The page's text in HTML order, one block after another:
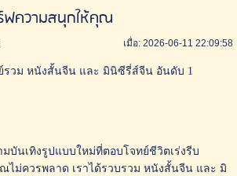
ฟความสนุกให้คุณ
เมื่อ: 2026-06-11 22:09:58
ย์รวม หนังสั้นจีน และ มินิซีรี่ส์จีน อันดับ 1
บันเทิงรูปแบบใหม่ที่ตอบโจทย์ชีวิตเร่งรีบ
ณไม่ควรพลาด เราได้รวบรวม หนังสั้นจีน และ มิ